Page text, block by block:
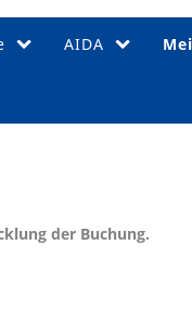
AIDA
der Buchung.